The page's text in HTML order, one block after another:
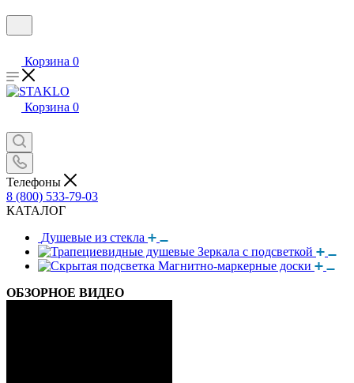
Корзина 0
Корзина 0
Телефоны
8 (800) 533-79-03
КАТАЛОГ
Душевые из стекла
Зеркала с подсветкой
Магнитно-маркерные доски
ОБЗОРНОЕ ВИДЕО